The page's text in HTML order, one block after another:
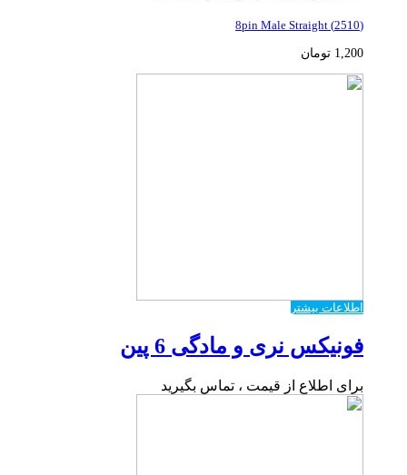
(2510) 8pin Male Straight
1,200 تومان
اطلاعات بیشتر
فونیکس نری و مادگی 6 پین
برای اطلاع از قیمت ، تماس بگیرید